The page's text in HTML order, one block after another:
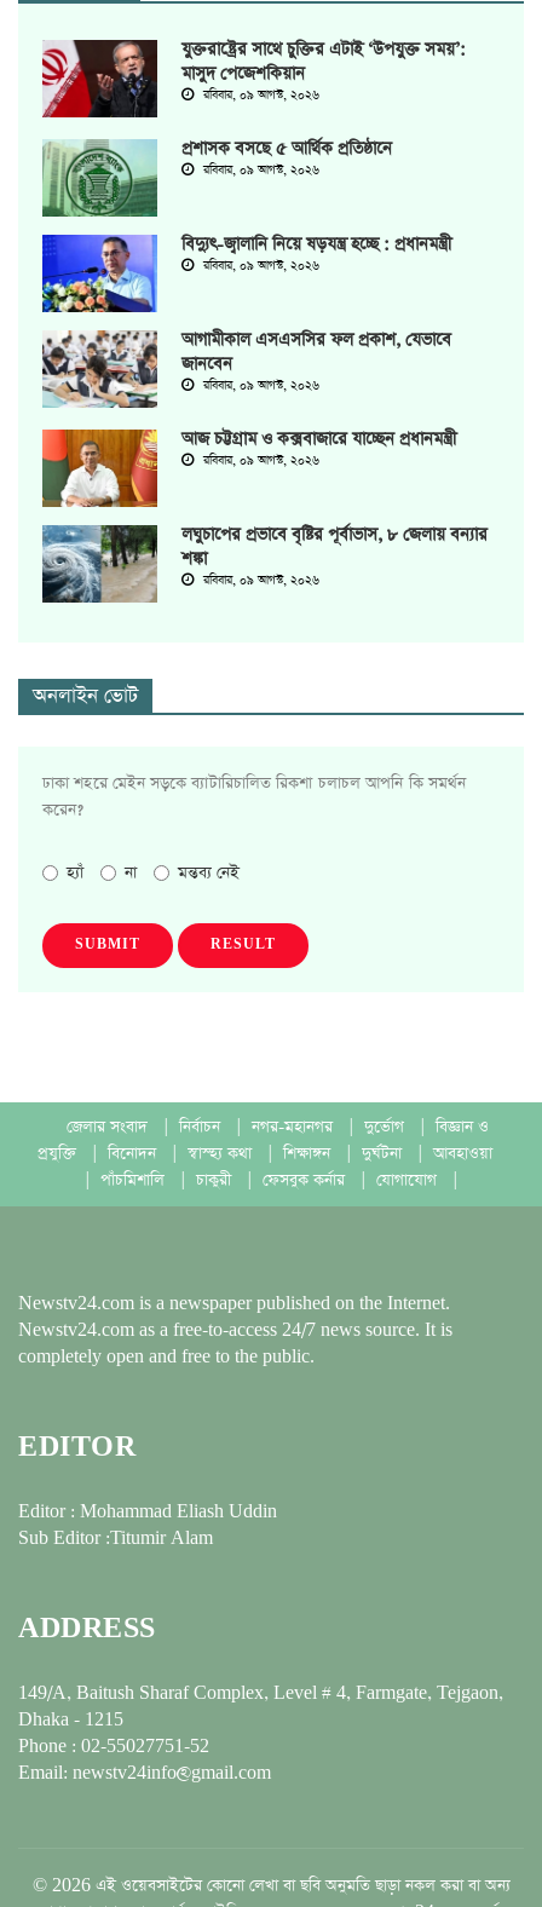
যুক্তরাষ্ট্রের সাথে চুক্তির এটাই ‘উপযুক্ত সময়’:
মাসুদ পেজেশকিয়ান
রবিবার, ০৯ আগস্ট, ২০২৬
প্রশাসক বসছে ৫ আর্থিক প্রতিষ্ঠানে
রবিবার, ০৯ আগস্ট, ২০২৬
বিদ্যুৎ-জ্বালানি নিয়ে ষড়যন্ত্র হচ্ছে : প্রধানমন্ত্রী
রবিবার, ০৯ আগস্ট, ২০২৬
আগামীকাল এসএসসির ফল প্রকাশ, যেভাবে
জানবেন
রবিবার, ০৯ আগস্ট, ২০২৬
আজ চট্টগ্রাম ও কক্সবাজারে যাচ্ছেন প্রধানমন্ত্রী
রবিবার, ০৯ আগস্ট, ২০২৬
লঘুচাপের প্রভাবে বৃষ্টির পূর্বাভাস, ৮ জেলায় বন্যার
শঙ্কা
রবিবার, ০৯ আগস্ট, ২০২৬
অনলাইন ভোট
ঢাকা শহরে মেইন সড়কে ব্যাটারিচালিত রিকশা চলাচল আপনি কি সমর্থন
করেন?
হ্যাঁ না মন্তব্য নেই
SUBMIT RESULT
জেলার সংবাদ নির্বাচন নগর-মহানগর দুর্ভোগ
বিজ্ঞান ও
প্রযুক্তি
বিনোদন স্বাস্হ্য কথা শিক্ষাঙ্গন দুর্ঘটনা
আবহাওয়া
পাঁচমিশালি চাকুরী ফেসবুক কর্নার যোগাযোগ
Newstv24.com is a newspaper published on the Internet.
Newstv24.com as a free-to-access 24/7 news source. It is
completely open and free to the public.
EDITOR
Editor : Mohammad Eliash Uddin
Sub Editor :Titumir Alam
ADDRESS
149/A, Baitush Sharaf Complex, Level # 4, Farmgate, Tejgaon,
Dhaka - 1215
Phone : 02-55027751-52
Email: newstv24info@gmail.com
© 2026 এই ওয়েবসাইটের কোনো লেখা বা ছবি অনুমতি ছাড়া নকল করা বা অন্য